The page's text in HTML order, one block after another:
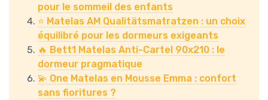
pour le sommeil des enfants
⭐ Matelas AM Qualitätsmatratzen : un choix
équilibré pour les dormeurs exigeants
🔥 Bett1 Matelas Anti-Cartel 90x210 : le
dormeur pragmatique
💫 One Matelas en Mousse Emma : confort
sans fioritures ?